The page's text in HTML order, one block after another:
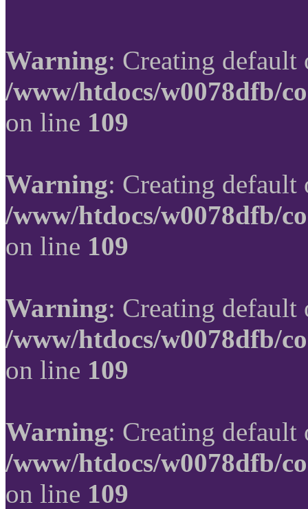
Warning: Creating
/www/htdocs/w0078dfb/
on line 109
Warning: Creating
/www/htdocs/w0078dfb/
on line 109
Warning: Creating
/www/htdocs/w0078dfb/
on line 109
Warning: Creating
/www/htdocs/w0078dfb/
on line 109